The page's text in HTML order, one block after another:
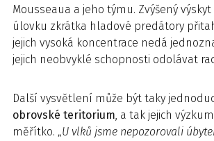
Mousseaua a jeho týmu. Zvýšený
úlovku zkrátka hladové predátory
jejich vysoká koncentrace nedá
jejich neobvyklé schopnosti odolávat
Další vysvětlení může být taky
obrovské teritorium, a tak jejich
měřítko. „U vlků jsme nepozorovali